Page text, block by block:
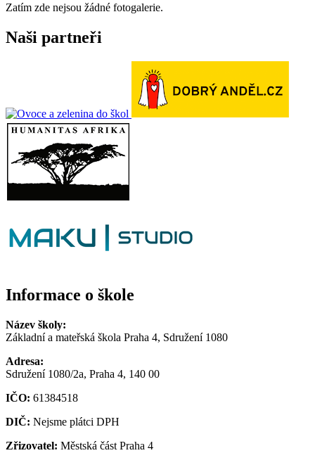
Zatím zde nejsou žádné fotogalerie.
Naši partneři
Informace o škole
Název školy:
Základní a mateřská škola Praha 4, Sdružení 1080
Adresa:
Sdružení 1080/2a, Praha 4, 140 00
IČO: 61384518
DIČ: Nejsme plátci DPH
Zřizovatel: Městská část Praha 4